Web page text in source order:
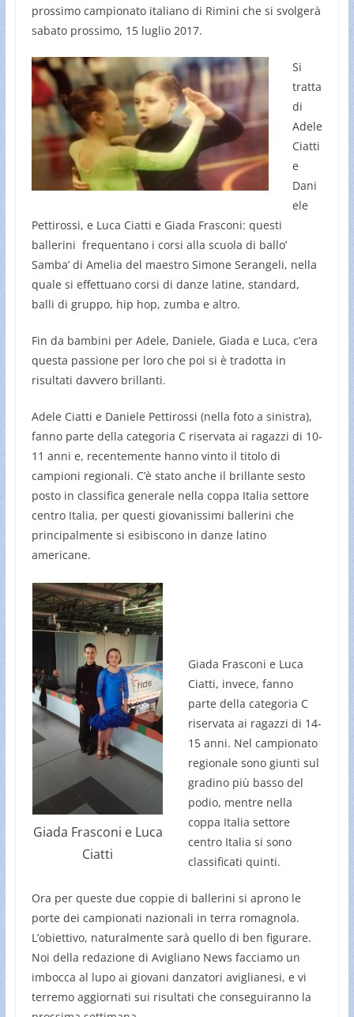
prossimo campionato italiano di Rimini che si svolgerà
sabato prossimo, 15 luglio 2017.
Si
tratta
di
Adele
Ciatti
e
Dani
ele
Pettirossi, e Luca Ciatti e Giada Frasconi: questi
ballerini frequentano i corsi alla scuola di ballo’
Samba’ di Amelia del maestro Simone Serangeli, nella
quale si effettuano corsi di danze latine, standard,
balli di gruppo, hip hop, zumba e altro.
Fin da bambini per Adele, Daniele, Giada e Luca, c’era
questa passione per loro che poi si è tradotta in
risultati davvero brillanti.
Adele Ciatti e Daniele Pettirossi (nella foto a sinistra),
fanno parte della categoria C riservata ai ragazzi di 10-
11 anni e, recentemente hanno vinto il titolo di
campioni regionali. C’è stato anche il brillante sesto
posto in classifica generale nella coppa Italia settore
centro Italia, per questi giovanissimi ballerini che
principalmente si esibiscono in danze latino
americane.
Giada Frasconi e Luca
Ciatti
Giada Frasconi e Luca
Ciatti, invece, fanno
parte della categoria C
riservata ai ragazzi di 14-
15 anni. Nel campionato
regionale sono giunti sul
gradino più basso del
podio, mentre nella
coppa Italia settore
centro Italia si sono
classificati quinti.
Ora per queste due coppie di ballerini si aprono le
porte dei campionati nazionali in terra romagnola.
L’obiettivo, naturalmente sarà quello di ben figurare.
Noi della redazione di Avigliano News facciamo un
imbocca al lupo ai giovani danzatori aviglianesi, e vi
terremo aggiornati sui risultati che conseguiranno la